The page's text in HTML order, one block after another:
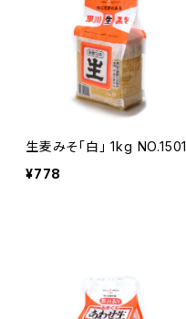
生麦みそ「白」 1kg NO.1501
¥778